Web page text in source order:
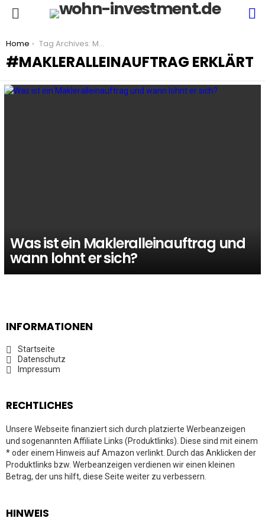
You are here:
Home Tag Archives: Makleralleinauftrag erklärt
MAKLERALLEINAUFTRAG ERKLÄRT
Was ist ein Makleralleinauftrag und
wann lohnt er sich?
INFORMATIONEN
Startseite
Datenschutz
Impressum
RECHTLICHES
Unsere Webseite finanziert sich durch platzierte Werbeanzeigen
und sogenannten Affiliate Links (Produktlinks). Diese sind mit einem
* oder einem Hinweis auf Amazon verlinkt. Durch das Anklicken der
Produktlinks bzw. Werbeanzeigen verdienen wir einen kleinen
Betrag, der uns hilft, diese Seite weiter zu verbessern.
HINWEIS